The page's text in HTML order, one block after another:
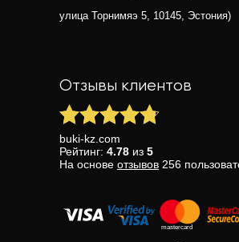
улица Торнимяэ 5, 10145, Эстония)
Отзывы клиентов
buki-kz.com
Рейтинг: 4.78 из 5
На основе отзывов 256